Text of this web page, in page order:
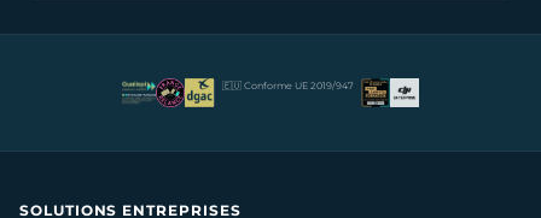
🇪🇺 Conforme UE 2019/947
SOLUTIONS ENTREPRISES